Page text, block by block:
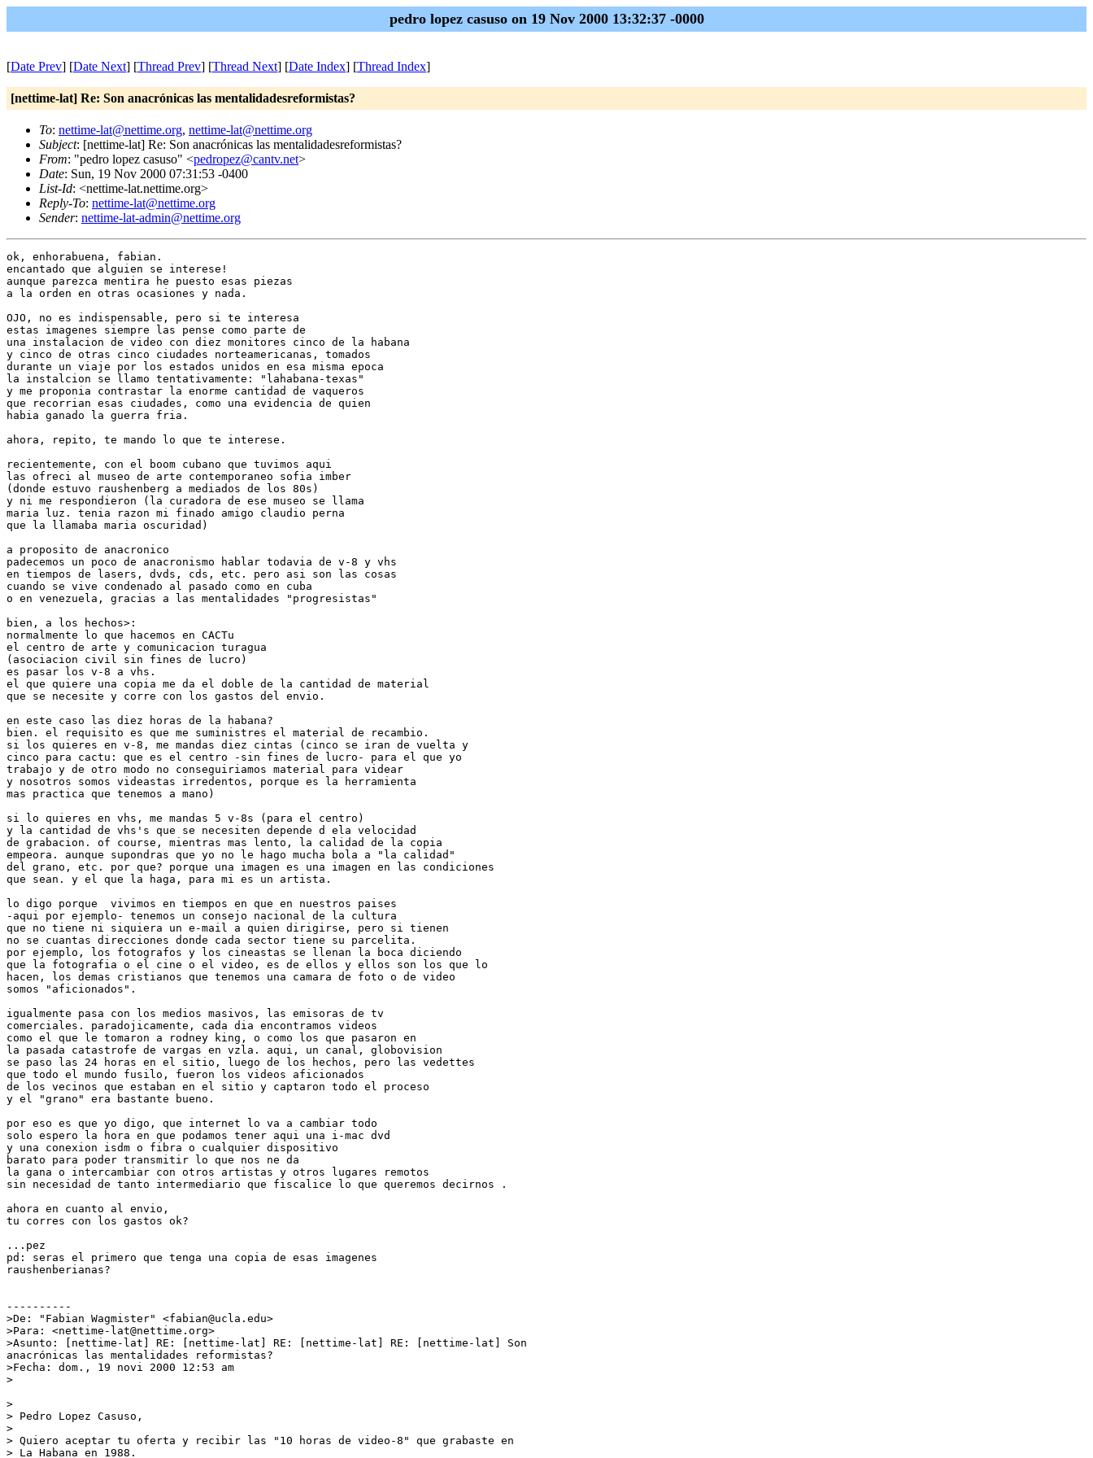
pedro lopez casuso on 19 Nov 2000 13:32:37 -0000
[Date Prev] [Date Next] [Thread Prev] [Thread Next] [Date Index] [Thread Index]
[nettime-lat] Re: Son anacrónicas las mentalidadesreformistas?
To: nettime-lat@nettime.org, nettime-lat@nettime.org
Subject: [nettime-lat] Re: Son anacrónicas las mentalidadesreformistas?
From: "pedro lopez casuso" <pedropez@cantv.net>
Date: Sun, 19 Nov 2000 07:31:53 -0400
List-Id: <nettime-lat.nettime.org>
Reply-To: nettime-lat@nettime.org
Sender: nettime-lat-admin@nettime.org
ok, enhorabuena, fabian.
encantado que alguien se interese!
aunque parezca mentira he puesto esas piezas
a la orden en otras ocasiones y nada.
OJO, no es indispensable, pero si te interesa
estas imagenes siempre las pense como parte de
una instalacion de video con diez monitores cinco de la habana
y cinco de otras cinco ciudades norteamericanas, tomados
durante un viaje por los estados unidos en esa misma epoca
la instalcion se llamo tentativamente: "lahabana-texas"
y me proponia contrastar la enorme cantidad de vaqueros
que recorrian esas ciudades, como una evidencia de quien
habia ganado la guerra fria.
ahora, repito, te mando lo que te interese.
recientemente, con el boom cubano que tuvimos aqui
las ofreci al museo de arte contemporaneo sofia imber
(donde estuvo raushenberg a mediados de los 80s)
y ni me respondieron (la curadora de ese museo se llama
maria luz. tenia razon mi finado amigo claudio perna
que la llamaba maria oscuridad)
a proposito de anacronico
padecemos un poco de anacronismo hablar todavia de v-8 y vhs
en tiempos de lasers, dvds, cds, etc. pero asi son las cosas
cuando se vive condenado al pasado como en cuba
o en venezuela, gracias a las mentalidades "progresistas"
bien, a los hechos>:
normalmente lo que hacemos en CACTu
el centro de arte y comunicacion turagua
(asociacion civil sin fines de lucro)
es pasar los v-8 a vhs.
el que quiere una copia me da el doble de la cantidad de material
que se necesite y corre con los gastos del envio.
en este caso las diez horas de la habana?
bien. el requisito es que me suministres el material de recambio.
si los quieres en v-8, me mandas diez cintas (cinco se iran de vuelta y
cinco para cactu: que es el centro -sin fines de lucro- para el que yo
trabajo y de otro modo no conseguiriamos material para videar
y nosotros somos videastas irredentos, porque es la herramienta
mas practica que tenemos a mano)
si lo quieres en vhs, me mandas 5 v-8s (para el centro)
y la cantidad de vhs's que se necesiten depende d ela velocidad
de grabacion. of course, mientras mas lento, la calidad de la copia
empeora. aunque supondras que yo no le hago mucha bola a "la calidad"
del grano, etc. por que? porque una imagen es una imagen en las condiciones
que sean. y el que la haga, para mi es un artista.
lo digo porque  vivimos en tiempos en que en nuestros paises
-aqui por ejemplo- tenemos un consejo nacional de la cultura
que no tiene ni siquiera un e-mail a quien dirigirse, pero si tienen
no se cuantas direcciones donde cada sector tiene su parcelita.
por ejemplo, los fotografos y los cineastas se llenan la boca diciendo
que la fotografia o el cine o el video, es de ellos y ellos son los que lo
hacen, los demas cristianos que tenemos una camara de foto o de video
somos "aficionados".
igualmente pasa con los medios masivos, las emisoras de tv
comerciales. paradojicamente, cada dia encontramos videos
como el que le tomaron a rodney king, o como los que pasaron en
la pasada catastrofe de vargas en vzla. aqui, un canal, globovision
se paso las 24 horas en el sitio, luego de los hechos, pero las vedettes
que todo el mundo fusilo, fueron los videos aficionados
de los vecinos que estaban en el sitio y captaron todo el proceso
y el "grano" era bastante bueno.
por eso es que yo digo, que internet lo va a cambiar todo
solo espero la hora en que podamos tener aqui una i-mac dvd
y una conexion isdm o fibra o cualquier dispositivo
barato para poder transmitir lo que nos ne da
la gana o intercambiar con otros artistas y otros lugares remotos
sin necesidad de tanto intermediario que fiscalice lo que queremos decirnos .
ahora en cuanto al envio,
tu corres con los gastos ok?
...pez
pd: seras el primero que tenga una copia de esas imagenes
raushenberianas?
----------
>De: "Fabian Wagmister" <fabian@ucla.edu>
>Para: <nettime-lat@nettime.org>
>Asunto: [nettime-lat] RE: [nettime-lat] RE: [nettime-lat] RE: [nettime-lat] Son
anacrónicas las mentalidades reformistas?
>Fecha: dom., 19 novi 2000 12:53 am
>
>
> Pedro Lopez Casuso,
>
> Quiero aceptar tu oferta y recibir las "10 horas de video-8" que grabaste en
> La Habana en 1988.